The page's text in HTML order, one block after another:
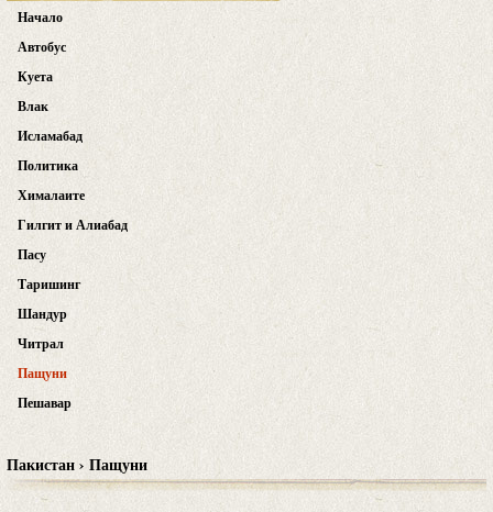
Начало
Автобус
Куета
Влак
Исламабад
Политика
Хималаите
Гилгит и Алиабад
Пасу
Таришинг
Шандур
Читрал
Пащуни
Пешавар
Пакистан › Пащуни